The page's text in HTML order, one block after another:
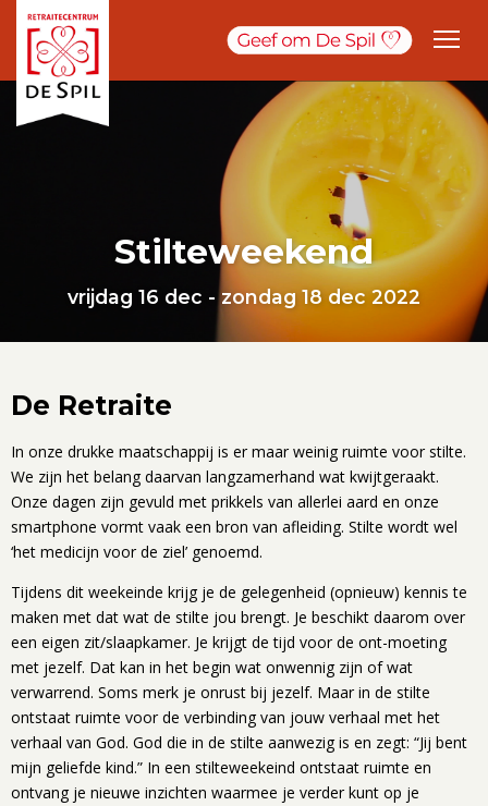
Stilteweekend
vrijdag 16 dec - zondag 18 dec 2022
De Retraite
In onze drukke maatschappij is er maar weinig ruimte voor stilte.
We zijn het belang daarvan langzamerhand wat kwijtgeraakt.
Onze dagen zijn gevuld met prikkels van allerlei aard en onze
smartphone vormt vaak een bron van afleiding. Stilte wordt wel
‘het medicijn voor de ziel’ genoemd.
Tijdens dit weekeinde krijg je de gelegenheid (opnieuw) kennis te
maken met dat wat de stilte jou brengt. Je beschikt daarom over
een eigen zit/slaapkamer. Je krijgt de tijd voor de ont-moeting
met jezelf. Dat kan in het begin wat onwennig zijn of wat
verwarrend. Soms merk je onrust bij jezelf. Maar in de stilte
ontstaat ruimte voor de verbinding van jouw verhaal met het
verhaal van God. God die in de stilte aanwezig is en zegt: “Jij bent
mijn geliefde kind.” In een stilteweekeind ontstaat ruimte en
ontvang je nieuwe inzichten waarmee je verder kunt op je